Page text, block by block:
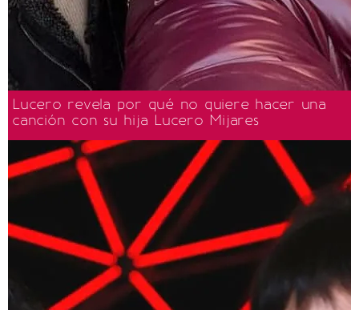
Lucero revela por qué no quiere hacer una
canción con su hija Lucero Mijares